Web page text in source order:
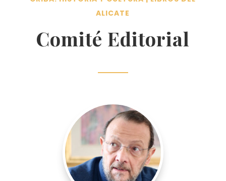
ALICATE
Comité Editorial